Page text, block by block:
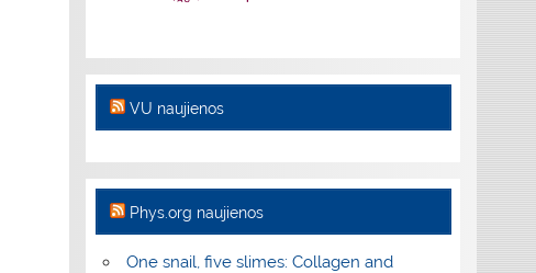
VU naujienos
Phys.org naujienos
One snail, five slimes: Collagen and